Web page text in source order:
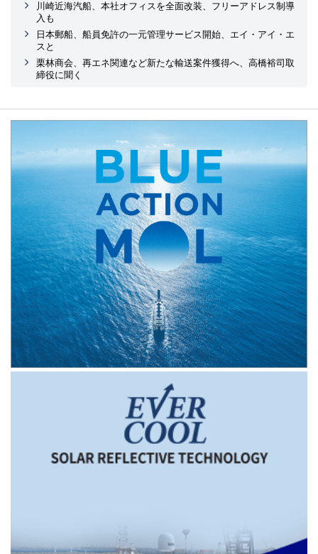
川崎近海汽船、本社オフィスを全面改装、フリーアドレス制導
入も
日本郵船、船員免許の一元管理サービス開始、エイ・アイ・エ
スと
栗林商会、再エネ関連など新たな輸送案件獲得へ、高橋裕司取
締役に聞く